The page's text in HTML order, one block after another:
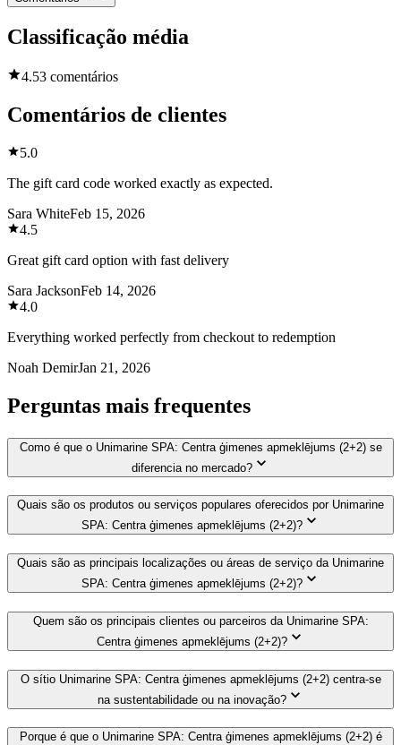
Classificação média
4.53 comentários
Comentários de clientes
5.0
The gift card code worked exactly as expected.
Sara WhiteFeb 15, 2026
4.5
Great gift card option with fast delivery
Sara JacksonFeb 14, 2026
4.0
Everything worked perfectly from checkout to redemption
Noah DemirJan 21, 2026
Perguntas mais frequentes
Como é que o Unimarine SPA: Centra ģimenes apmeklējums (2+2) se
diferencia no mercado?
Quais são os produtos ou serviços populares oferecidos por Unimarine
SPA: Centra ģimenes apmeklējums (2+2)?
Quais são as principais localizações ou áreas de serviço da Unimarine
SPA: Centra ģimenes apmeklējums (2+2)?
Quem são os principais clientes ou parceiros da Unimarine SPA:
Centra ģimenes apmeklējums (2+2)?
O sítio Unimarine SPA: Centra ģimenes apmeklējums (2+2) centra-se
na sustentabilidade ou na inovação?
Porque é que o Unimarine SPA: Centra ģimenes apmeklējums (2+2) é